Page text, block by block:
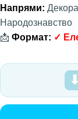
Напрями:
Народознавство
📩 Формат: ✓